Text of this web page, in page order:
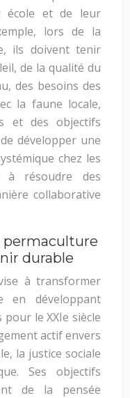
école et de leur
lors de la
ils doivent tenir
de la qualité du
des besoins des
la faune locale,
et des objectifs
développer une
chez les
résoudre des
collaborative
permaculture
durable
à transformer
en développant
le XXIe siècle
actif envers
la justice sociale
Ses objectifs
de la pensée